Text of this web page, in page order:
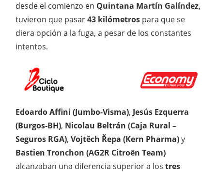
desde el comienzo en Quintana Martín Galíndez,
tuvieron que pasar43 kilómetros para que se
diera opción a la fuga, a pesar de los constantes
intentos.
Edoardo Affini (Jumbo-Visma), Jesús Ezquerra
(Burgos-BH), Nicolau Beltrán (Caja Rural –
Seguros RGA), Vojtěch Řepa (Kern Pharma)y
Bastien Tronchon (AG2R Citroën Team)
alcanzaban una diferencia superior a los tres